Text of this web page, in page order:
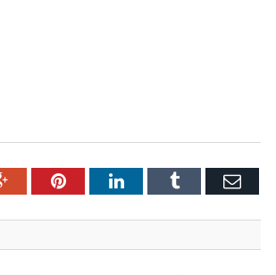
Google+PinterestLinkedInTumblr Email